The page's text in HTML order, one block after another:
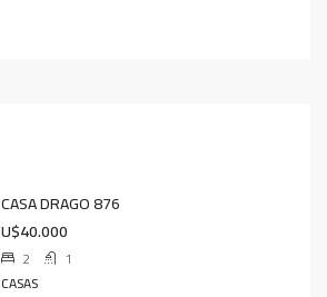
CASA DRAGO 876
U$40.000
2
1
CASAS